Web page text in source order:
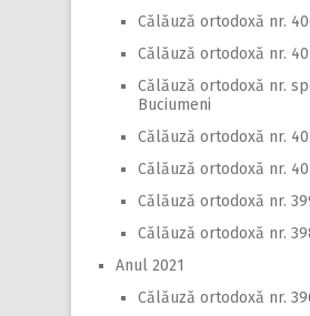
Călăuză ortodoxă nr.
Călăuză ortodoxă nr.
Călăuză ortodoxă nr.
Buciumeni
Călăuză ortodoxă nr.
Călăuză ortodoxă nr.
Călăuză ortodoxă nr.
Călăuză ortodoxă nr.
Anul 2021
Călăuză ortodoxă nr.